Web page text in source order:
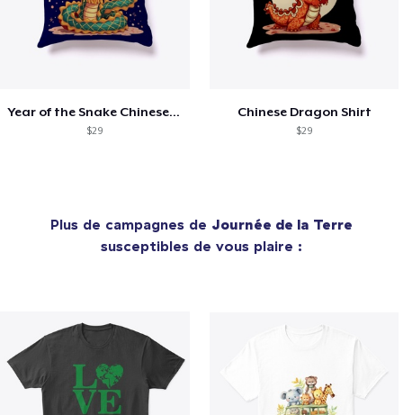
Year of the Snake Chinese New Year
$29
Chinese Dragon Shirt
$29
Plus de campagnes de Journée de la Terre
susceptibles de vous plaire :